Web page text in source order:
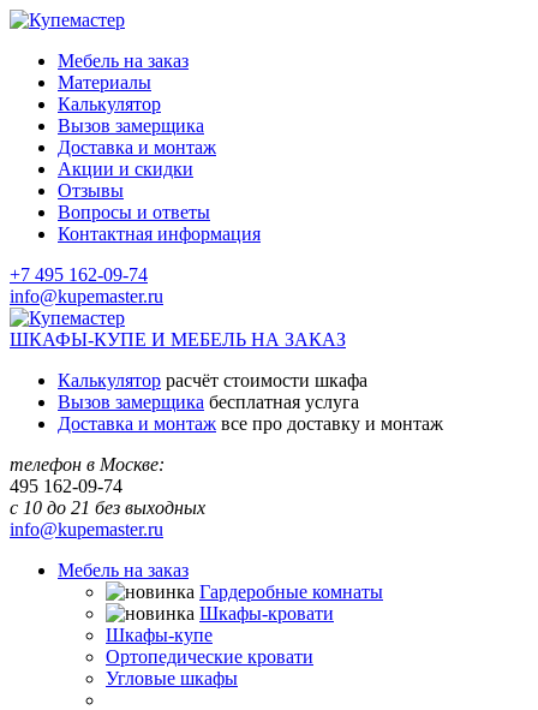
Мебель на заказ
Материалы
Калькулятор
Вызов замерщика
Доставка и монтаж
Акции и скидки
Отзывы
Вопросы и ответы
Контактная информация
+7 495 162-09-74
info@kupemaster.ru
ШКАФЫ-КУПЕ И МЕБЕЛЬ НА ЗАКАЗ
Калькулятор расчёт стоимости шкафа
Вызов замерщика бесплатная услуга
Доставка и монтаж все про доставку и монтаж
телефон в Москве:
495 162-09-74
с 10 до 21 без выходных
info@kupemaster.ru
Мебель на заказ
Гардеробные комнаты
Шкафы-кровати
Шкафы-купе
Ортопедические кровати
Угловые шкафы